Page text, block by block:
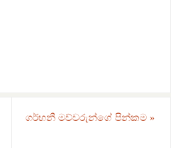
ගර්භනී මව්වරුන්ගේ පින්කම»